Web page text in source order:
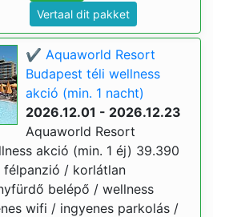
Vertaal dit pakket
✔️ Aquaworld Resort
Budapest téli wellness
akció (min. 1 nacht)
2026.12.01 - 2026.12.23
Aquaworld Resort
akció (min. 1 éj) 39.390
/ korlátlan
belépő / wellness
wifi / ingyenes parkolás /